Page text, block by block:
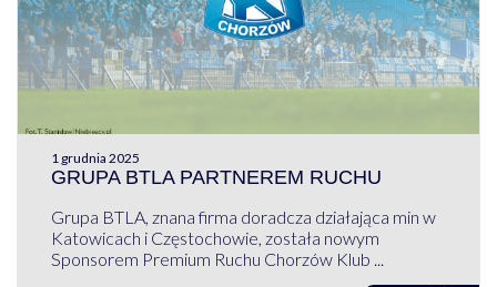
1 grudnia 2025
GRUPA BTLA PARTNEREM RUCHU
Grupa BTLA, znana firma doradcza działająca min w
Katowicach i Częstochowie, została nowym
Sponsorem Premium Ruchu Chorzów Klub ...